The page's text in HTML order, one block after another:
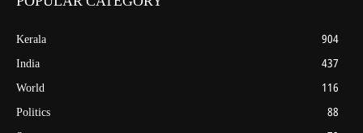
Kerala
904
India
437
World
116
Politics
88